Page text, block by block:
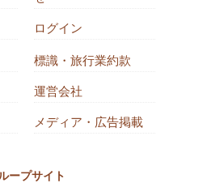
ログイン
標識・旅行業約款
運営会社
メディア・広告掲載
ープサイト